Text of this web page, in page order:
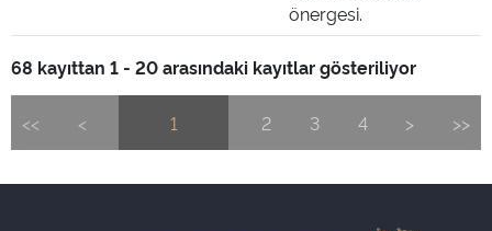
önergesi.
68 kayıttan 1 - 20 arasındaki kayıtlar gösteriliyor
<< < 1 2 3 4 > >>